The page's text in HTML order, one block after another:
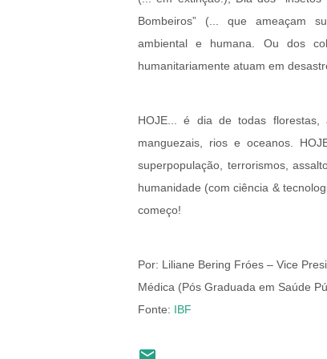
Bombeiros” (... que ameaçam
ambiental e humana. Ou dos
humanitariamente atuam em
HOJE... é dia de todas florestas,
manguezais, rios e oceanos.
superpopulação, terrorismos,
humanidade (com ciência &
começo!
Por: Liliane Bering Fróes – Vice
Médica (Pós Graduada em Saúde
Fonte: IBF